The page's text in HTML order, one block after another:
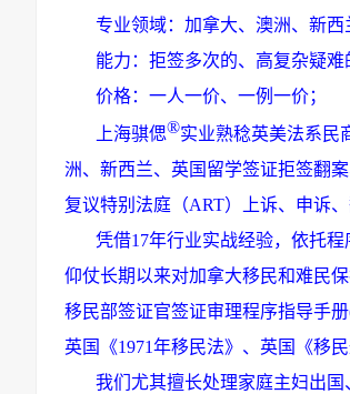
专业领域： 加拿大、澳洲、新西
能力：拒签多次的、高复杂疑难
价格：一人一价、一例一价；
上海骐偲®实业熟稔英美法系民
洲、新西兰、英国 留学签证拒签翻
复议特别法庭（ART） 上诉、申诉
凭借17年行业实战经验，依托
仰仗长期以来对加拿大移民和难民
移民部签证官签证审理程序指导手册
英国《1971年移民法》、英国《移民
我们尤其擅长处理家庭主妇出